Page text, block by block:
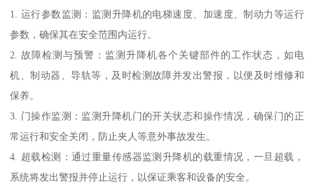
1. 运行参数监测：监测升降机的电梯速度、加速度、制动力等运行
参数，确保其在安全范围内运行。
2. 故障检测与预警：监测升降机各个关键部件的工作状态，如电
机、制动器、导轨等，及时检测故障并发出警报，以便及时维修和
保养。
3. 门操作监测：监测升降机门的开关状态和操作情况，确保门的正
常运行和安全关闭，防止夹人等意外事故发生。
4. 超载检测：通过重量传感器监测升降机的载重情况，一旦超载，
系统将发出警报并停止运行，以保证乘客和设备的安全。